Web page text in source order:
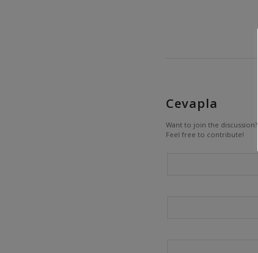
Cevapla
Want to join the discussion?
Feel free to contribute!